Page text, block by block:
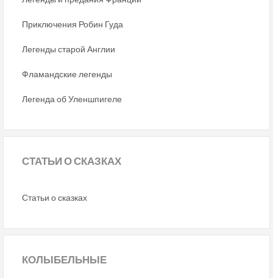
Приключения Робин Гуда
Легенды старой Англии
Фламандские легенды
Легенда об Уленшпигеле
СТАТЬИО СКАЗКАХ
Статьи о сказках
КОЛЫБЕЛЬНЫЕ